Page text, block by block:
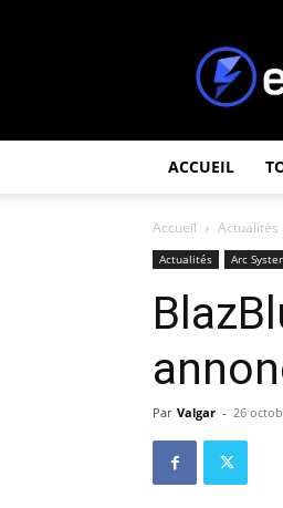
ACCUEIL
Accueil Actualités
Actualités Arc
Par Valgar - 26